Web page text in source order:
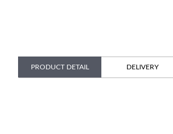
PRODUCT DETAIL DELIVERY